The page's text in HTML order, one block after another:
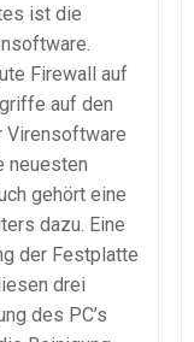
ist die
Firewall auf
auf den
Virensoftware
neuesten
gehört eine
dazu. Eine
der Festplatte
drei
des PC’s